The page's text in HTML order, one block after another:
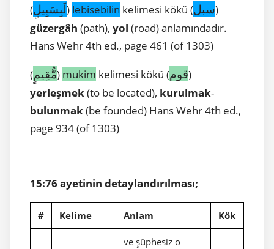
(لَبِسَبِيلٍ) lebisebilin kelimesi kökü (سبل)
güzergâh (path), yol (road) anlamındadır.
Hans Wehr 4th ed., page 461 (of 1303)
(مُّقِيمٍ) mukim kelimesi kökü (قوم)
yerleşmek(to be located), kurulmak-
bulunmak(be founded) Hans Wehr 4th ed.,
page 934 (of 1303)
15:76 ayetinin detaylandırılması;
# Kelime Anlam Kök
ve şüphesiz o